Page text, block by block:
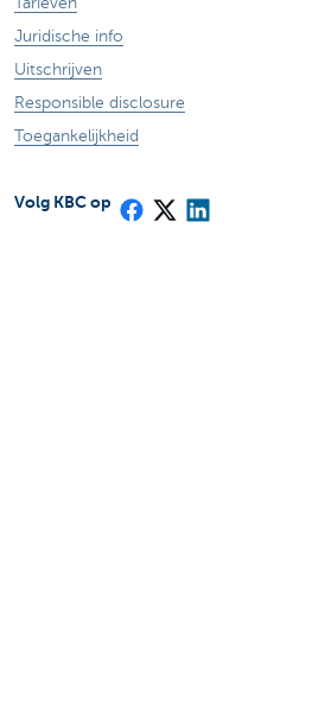
Juridische info
Uitschrijven
Responsible disclosure
Toegankelijkheid
Volg KBC op